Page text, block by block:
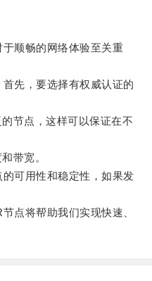
顺畅的网络体验至关重
先，要选择有权威认证的
节点，这样可以保证在不
带宽。
可用性和稳定性，如果发
将帮助我们实现快速、